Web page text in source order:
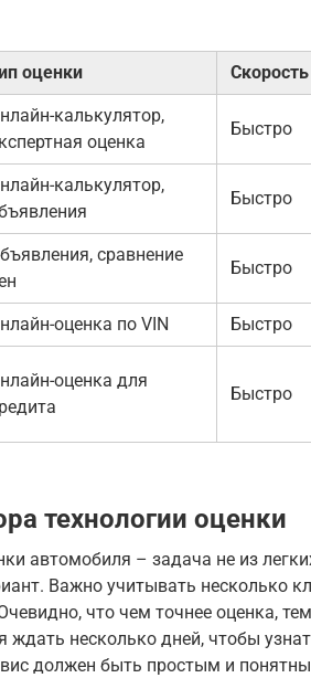
оценки Скорость
калькулятор,
оценка
Быстро
калькулятор,
Быстро
сравнение
Быстро
оценка по VIN Быстро
оценка для
Быстро
технологии оценки
автомобиля – задача не из
Важно учитывать несколько
что чем точнее оценка,
ждать несколько дней, чтобы
должен быть простым и